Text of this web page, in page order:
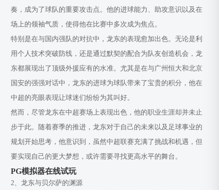
奏，成为了球队的重要攻击点。他的进球能力、助攻意识以及在
场上的领袖气质，使得他在比赛中多次成为焦点。
特别是在与国内强队的对抗中，龙东的表现愈加出色。无论是利
用个人技术突破防线，还是通过默契的配合为队友创造机会，龙
东都展现出了顶级外援应有的水准。尤其是在与广州恒大和北京
国安的强强对话中，龙东的进球为球队带来了宝贵的积分，他在
中超的亮眼表现让球迷们纷纷为其叫好。
然而，尽管龙东在中超赛场上表现出色，他的职业生涯却并未止
步于此。随着赛季的推进，龙东对于自己的未来以及足球事业的
规划开始思考，他意识到，虽然中超联赛充满了挑战和机遇，但
要实现自己的更大梦想，或许需要寻找更高水平的舞台。
PG模拟器在线试玩
2、龙东与贝尔萨的渊源